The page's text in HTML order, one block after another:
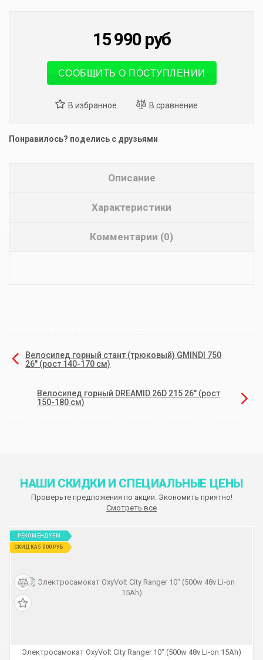
15 990 руб
СООБЩИТЬ О ПОСТУПЛЕНИИ
Понравилось? поделись с друзьями
Описание
Характеристики
Комментарии (0)
Велосипед горный стант (трюковый) GMINDI 750
26" (рост 140-170 см)
Велосипед горный DREAMID 26D 215 26" (рост
150-180 см)
НАШИ СКИДКИ И СПЕЦИАЛЬНЫЕ ЦЕНЫ
Проверьте предложения по акции. Экономить приятно!
Смотреть все
РЕКОМЕНДУЕМ
СКИДКА 5 000 РУБ
Электросамокат OxyVolt City Ranger 10" (500w 48v Li-on 15Ah)